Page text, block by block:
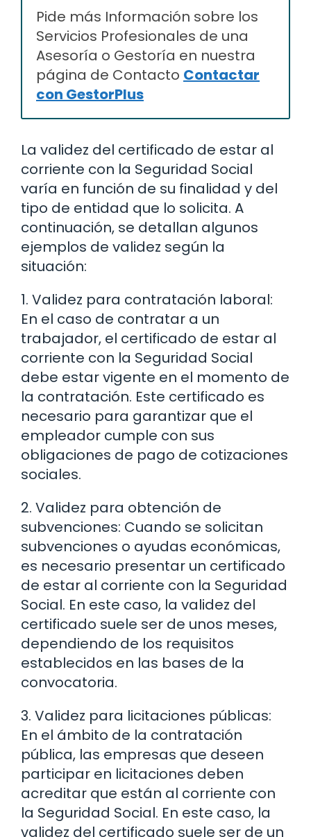
Pide más Información sobre los
Servicios Profesionales de una
Asesoría o Gestoría en nuestra
página de Contacto Contactar
con GestorPlus
La validez del certificado de estar al
corriente con la Seguridad Social
varía en función de su finalidad y del
tipo de entidad que lo solicita. A
continuación, se detallan algunos
ejemplos de validez según la
situación:
1. Validez para contratación laboral:
En el caso de contratar a un
trabajador, el certificado de estar al
corriente con la Seguridad Social
debe estar vigente en el momento de
la contratación. Este certificado es
necesario para garantizar que el
empleador cumple con sus
obligaciones de pago de cotizaciones
sociales.
2. Validez para obtención de
subvenciones: Cuando se solicitan
subvenciones o ayudas económicas,
es necesario presentar un certificado
de estar al corriente con la Seguridad
Social. En este caso, la validez del
certificado suele ser de unos meses,
dependiendo de los requisitos
establecidos en las bases de la
convocatoria.
3. Validez para licitaciones públicas:
En el ámbito de la contratación
pública, las empresas que deseen
participar en licitaciones deben
acreditar que están al corriente con
la Seguridad Social. En este caso, la
validez del certificado suele ser de un